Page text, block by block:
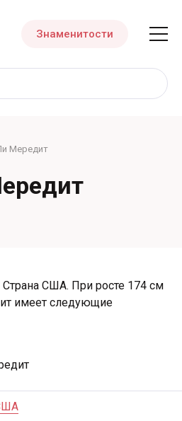
Знаменитости
Мередит
США. При росте 174 см
имеет следующие